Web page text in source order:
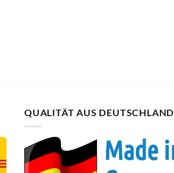
QUALITÄT AUS DEUTSCHLAND